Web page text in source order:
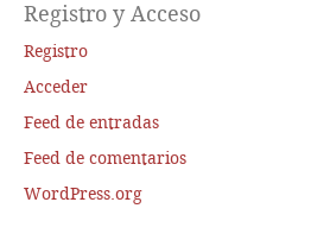
Registro y Acceso
Registro
Acceder
Feed de entradas
Feed de comentarios
WordPress.org